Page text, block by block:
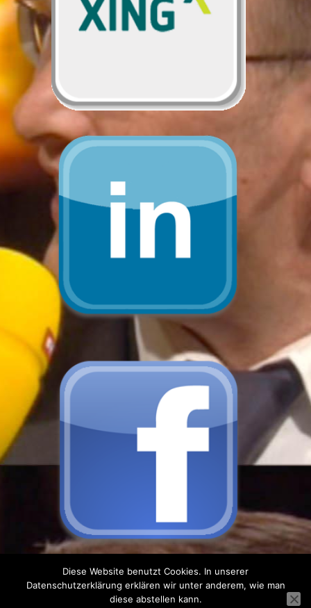
Color Awesomeness | Copyright 2026
Diese Website benutzt Cookies. In unserer
Datenschutzerklärung erklären wir unter anderem, wie man
diese abstellen kann.